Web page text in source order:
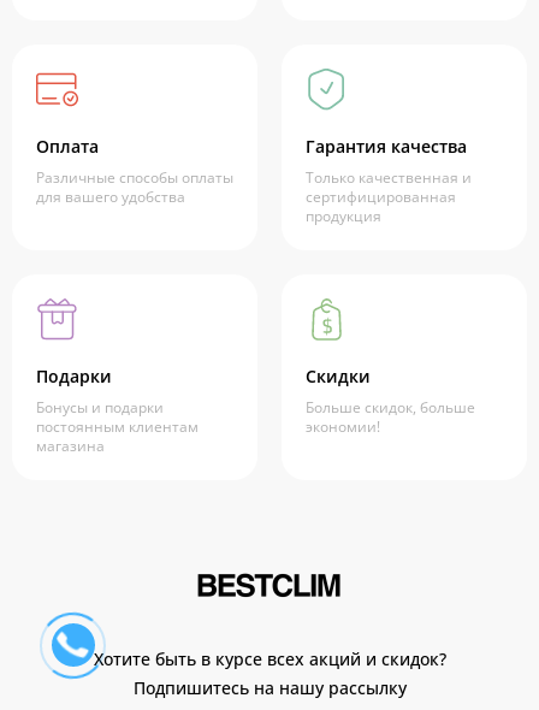
Оплата
Различные способы оплаты
для вашего удобства
Гарантия качества
Только качественная и
сертифицированная
продукция
Подарки
Бонусы и подарки
постоянным клиентам
магазина
Скидки
Больше скидок, больше
экономии!
Хотите быть в курсе всех акций и скидок?
Подпишитесь на нашу рассылку